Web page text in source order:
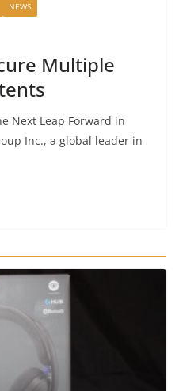
NEWS
Multiple
Next Leap Forward in
Inc., a global leader in